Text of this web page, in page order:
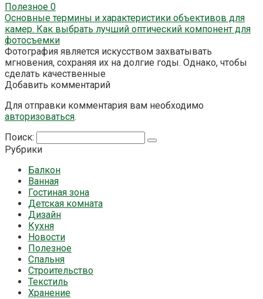
Полезное 0
Основные термины и характеристики объективов для
камер. Как выбрать лучший оптический компонент для
фотосъемки
Фотография является искусством захватывать
мгновения, сохраняя их на долгие годы. Однако, чтобы
сделать качественные
Добавить комментарий
Для отправки комментария вам необходимо
авторизоваться.
Поиск:
Рубрики
Балкон
Ванная
Гостиная зона
Детская комната
Дизайн
Кухня
Новости
Полезное
Спальня
Строительство
Текстиль
Хранение